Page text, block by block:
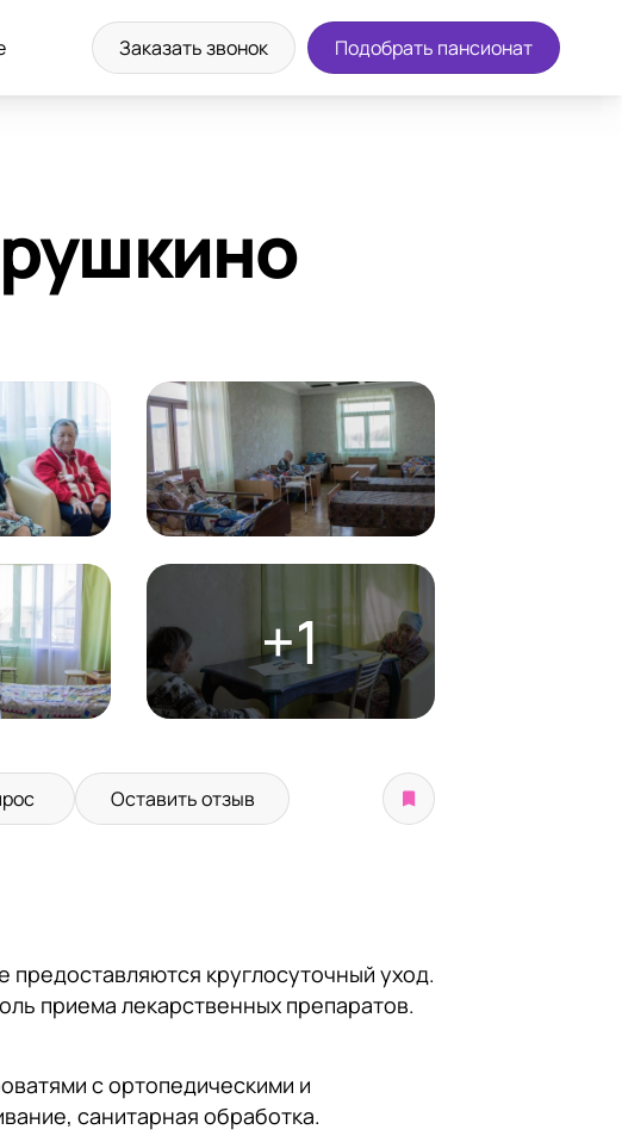
Заказать звонок Подобрать пансионат
Запись на экскурсию 8 (800) 302-36-83
+1
Оставить отзыв
круглосуточный уход.
приема лекарственных препаратов.
с ортопедическими и
санитарная обработка.